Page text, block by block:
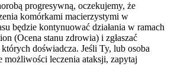
progresywną, oczekujemy, że
komórkami macierzystymi w
będzie kontynuować działania w ramach
(Ocena stanu zdrowia) i zgłaszać
doświadcza. Jeśli Ty, lub osoba
możliwości leczenia ataksji, zapytaj